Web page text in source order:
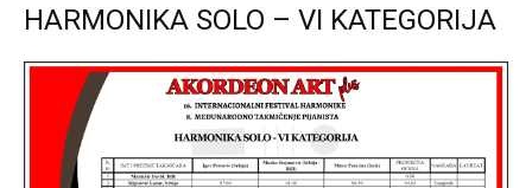
plus
HARMONIKA SOLO – VI KATEGORIJA